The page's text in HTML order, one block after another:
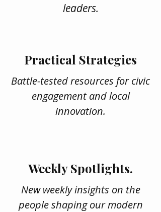
leaders.
Practical Strategies
Battle-tested resources for civic
engagement and local
innovation.
Weekly Spotlights.
New weekly insights on the
people shaping our modern